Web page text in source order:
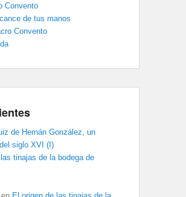
Convento
de tus manos
Convento
de Hernán González, un
siglo XVI (I)
tinajas de la bodega de